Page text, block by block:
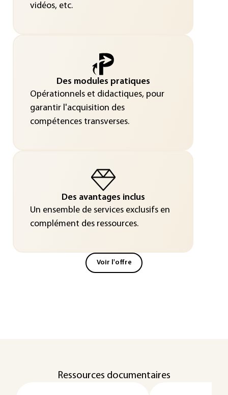
vidéos, etc.
Des modules pratiques
Opérationnels et didactiques, pour
garantir l'acquisition des
compétences transverses.
Des avantages inclus
Un ensemble de services exclusifs en
complément des ressources.
Voir l'offre
Ressources documentaires